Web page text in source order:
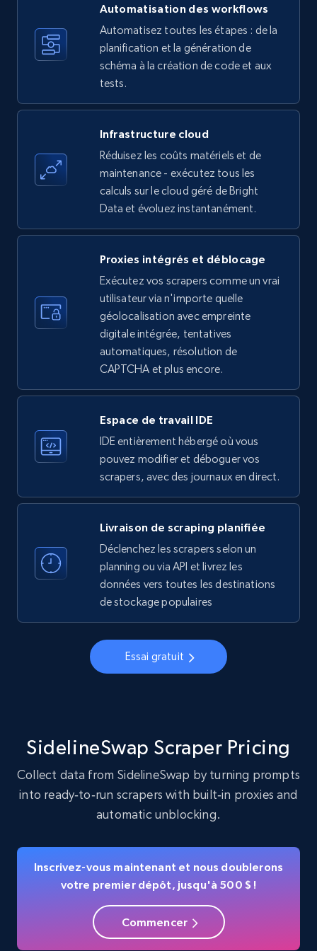
35.3K+ 5.7K+ Essai gratuit
upc numbers
Title, Seller name, Brand, Description, Initial
price, Currency, Availability, Reviews count, and
more.
LinkedIn company information
ID, Name, Country code, Locations, Followers,
Employees in linkedin, About, Specialties, and
Instagram - Profiles
Account, Fbid, ID, Followers, Posts count, Is
verified, and more.
22.3K+ 3.5K+ Essai gratuit
Account, Fbid, ID, Followers, Posts count, Is
business account, Is professional account, Is
Crunchbase companies information
Name, URL, ID, Cb rank, Region, About,
15.6K+ 1.6K+ Essai gratuit
Crunchbase companies information -
Automatisation des workflows
Automatisez toutes les étapes : de la
planification et la génération de
schéma à la création de code et aux
tests.
Infrastructure cloud
Réduisez les coûts matériels et de
maintenance - exécutez tous les
calculs sur le cloud géré de Bright
Data et évoluez instantanément.
Proxies intégrés et déblocage
Exécutez vos scrapers comme un vrai
utilisateur via n'importe quelle
géolocalisation avec empreinte
digitale intégrée, tentatives
automatiques, résolution de
CAPTCHA et plus encore.
Espace de travail IDE
IDE entièrement hébergé où vous
pouvez modifier et déboguer vos
scrapers, avec des journaux en direct.
Livraison de scraping planifiée
Déclenchez les scrapers selon un
planning ou via API et livrez les
données vers toutes les destinations
de stockage populaires
Essai gratuit
SidelineSwap Scraper Pricing
Collect data from SidelineSwap by turning prompts
into ready‑to‑run scrapers with built‑in proxies and
automatic unblocking.
Inscrivez-vous maintenant et nous doublerons
votre premier dépôt, jusqu'à 500 $ !
Commencer